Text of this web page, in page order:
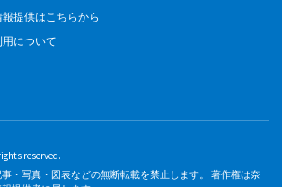
提供はこちらから
について
reserved.
・写真・図表などの無断転載を禁止します。 著作権は奈